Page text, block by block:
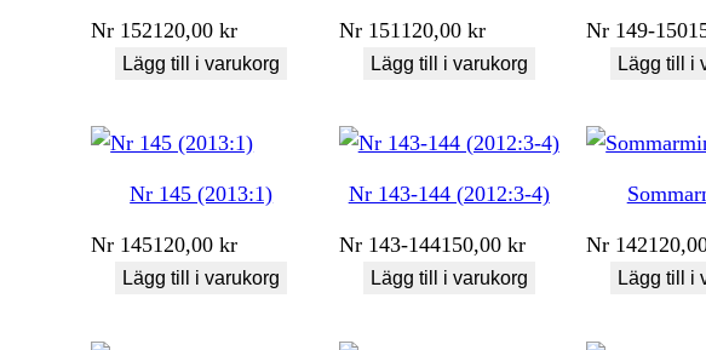
Nr 152120,00kr
Lägg till i varukorg
Nr 151 120,00 kr
Lägg till i varukorg
Nr 149-150
Lägg till i
Nr 145 (2013:1)
Nr 145120,00kr
Lägg till i varukorg
Nr 143-144 (2012:3-4)
Nr 143-144150,00 kr
Lägg till i varukorg
Nr 142
Lägg till i